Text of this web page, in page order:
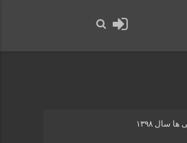
سال ۱۳۹۸